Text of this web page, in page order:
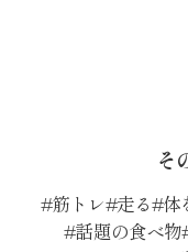
そ
筋トレ 走る 体
話題の食べ物